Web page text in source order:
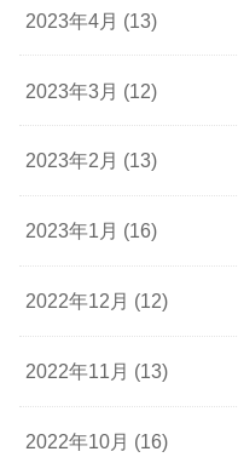
2023年4月 (13)
2023年3月 (12)
2023年2月 (13)
2023年1月 (16)
2022年12月 (12)
2022年11月 (13)
2022年10月 (16)